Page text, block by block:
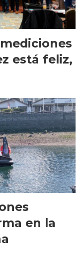
está feliz,
en la